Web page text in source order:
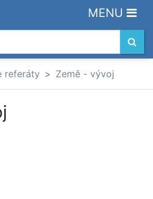
MENU
referáty Země - vývoj